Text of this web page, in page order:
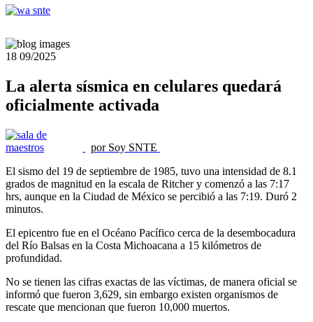
18 09/2025
La alerta sísmica en celulares quedará
oficialmente activada
por Soy SNTE
El sismo del 19 de septiembre de 1985, tuvo una intensidad de 8.1
grados de magnitud en la escala de Ritcher y comenzó a las 7:17
hrs, aunque en la Ciudad de México se percibió a las 7:19. Duró 2
minutos.
El epicentro fue en el Océano Pacífico cerca de la desembocadura
del Río Balsas en la Costa Michoacana a 15 kilómetros de
profundidad.
No se tienen las cifras exactas de las víctimas, de manera oficial se
informó que fueron 3,629, sin embargo existen organismos de
rescate que mencionan que fueron 10,000 muertos.